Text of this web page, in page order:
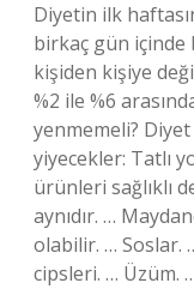
Diyetin ilk
birkaç gün içinde
kişiden kişiye
%2 ile %6
yenmemeli?
yiyecekler: Tatlı
ürünleri sağlıklı
aynıdır. …
olabilir. … Soslar.
cipsleri. … Üzüm.